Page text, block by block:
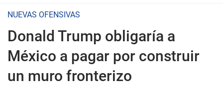
NUEVAS OFENSIVAS
Donald Trump obligaría a
México a pagar por construir
un muro fronterizo